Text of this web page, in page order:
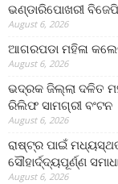
ଭଣ୍ଡାରିପୋଖରୀ
August 6, 2026
ଆଗରପଡା ମହିଳା
August 6, 2026
ଭଦ୍ରକ ଜିଲ୍ଲା ଦଳିତ
ରିଲିଫ ସାମଗ୍ରୀ ବଂଟନ
August 6, 2026
ରାଷ୍ଟ୍ର ପାଇଁ
ସୌହାର୍ଦ୍ଦ୍ୟପୂର୍ଣ୍ଣ
August 6, 2026